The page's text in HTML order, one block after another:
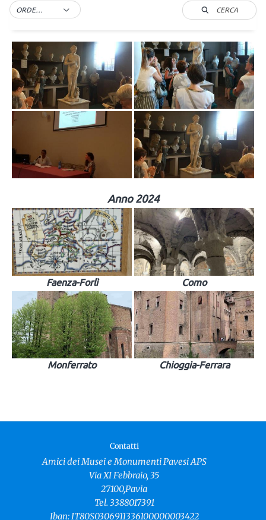
ORDER BY DEFAULT CERCA
Anno 2024
Faenza-Forlì Como
Monferrato Chioggia-Ferrara
Contatti
Amici dei Musei e Monumenti Pavesi APS
Via XI Febbraio, 35
27100,Pavia
Tel. 3388017391
Iban: IT80S0306911336100000003422